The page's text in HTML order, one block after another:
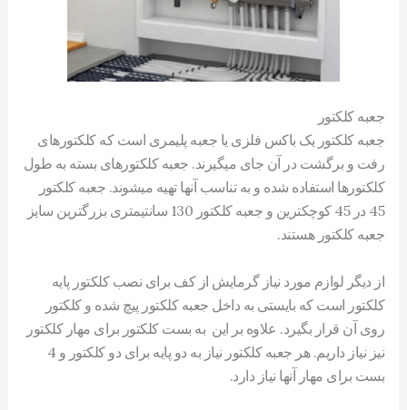
جعبه کلکتور
جعبه کلکتور یک باکس فلزی یا جعبه پلیمری است که کلکتورهای
رفت و برگشت در آن جای میگیرند. جعبه کلکتورهای بسته به طول
کلکتورها استفاده شده و به تناسب آنها تهیه میشوند. جعبه کلکتور
45 در 45 کوچکترین و جعبه کلکتور 130 سانتیمتری بزرگترین سایز
جعبه کلکتور هستند.
از دیگر لوازم مورد نیاز گرمایش از کف برای نصب کلکتور پایه
کلکتور است که بایستی به داخل جعبه کلکتور پیچ شده و کلکتور
روی آن قرار بگیرد. علاوه بر این به بست کلکتور برای مهار کلکتور
نیز نیاز داریم. هر جعبه کلکتور نیاز به دو پایه برای دو کلکتور و 4
بست برای مهار آنها نیاز دارد.